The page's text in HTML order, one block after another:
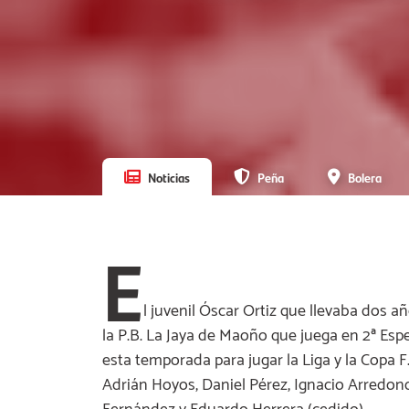
Noticias Peña Bolera
El juvenil Óscar Ortiz que llevaba dos
la P.B. La Jaya de Maoño que juega en 2ª
esta temporada para jugar la Liga y la Copa
Adrián Hoyos, Daniel Pérez, Ignacio